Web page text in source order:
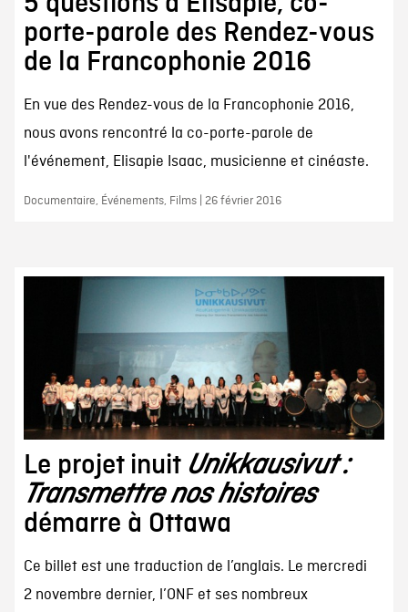
porte-parole des Rendez-vous
de la Francophonie 2016
En vue des Rendez-vous de la Francophonie 2016,
nous avons rencontré la co-porte-parole de
l'événement, Elisapie Isaac, musicienne et cinéaste.
Documentaire, Événements, Films | 26 février 2016
Le projet inuit Unikkausivut :
Transmettre nos histoires
démarre à Ottawa
Ce billet est une traduction de l’anglais. Le mercredi
2 novembre dernier, l’ONF et ses nombreux